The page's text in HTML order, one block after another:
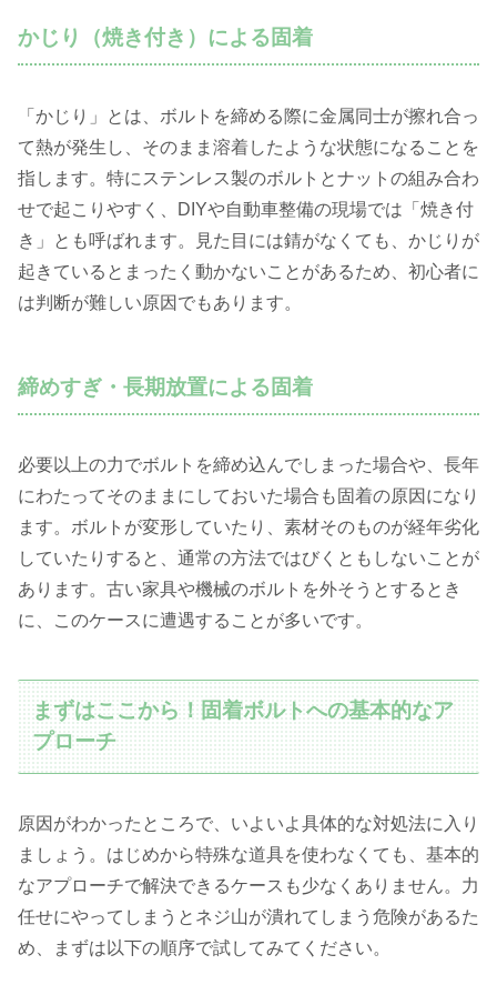
かじり（焼き付き）による固着
「かじり」とは、ボルトを締める際に金属同士が擦れ合っ
て熱が発生し、そのまま溶着したような状態になることを
指します。特にステンレス製のボルトとナットの組み合わ
せで起こりやすく、DIYや自動車整備の現場では「焼き付
き」とも呼ばれます。見た目には錆がなくても、かじりが
起きているとまったく動かないことがあるため、初心者に
は判断が難しい原因でもあります。
締めすぎ・長期放置による固着
必要以上の力でボルトを締め込んでしまった場合や、長年
にわたってそのままにしておいた場合も固着の原因になり
ます。ボルトが変形していたり、素材そのものが経年劣化
していたりすると、通常の方法ではびくともしないことが
あります。古い家具や機械のボルトを外そうとするとき
に、このケースに遭遇することが多いです。
まずはここから！固着ボルトへの基本的なア
プローチ
原因がわかったところで、いよいよ具体的な対処法に入り
ましょう。はじめから特殊な道具を使わなくても、基本的
なアプローチで解決できるケースも少なくありません。力
任せにやってしまうとネジ山が潰れてしまう危険があるた
め、まずは以下の順序で試してみてください。